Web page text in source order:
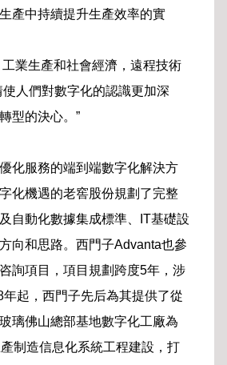
產中持續提升生產效率的實
業生產和社會經濟，遠程技術
人們對數字化的認識更加深
型的決心。”
化服務的端到端數字化解決方
化機遇的老窖股份規劃了完整
自動化數據集成標準、IT基礎設
向和思路。西門子Advanta也參
詢項目，項目規劃跨度5年，涉
起，西門子先后為其提供了從
璃佛山總部基地數字化工廠為
制造信息化系統工程建設，打